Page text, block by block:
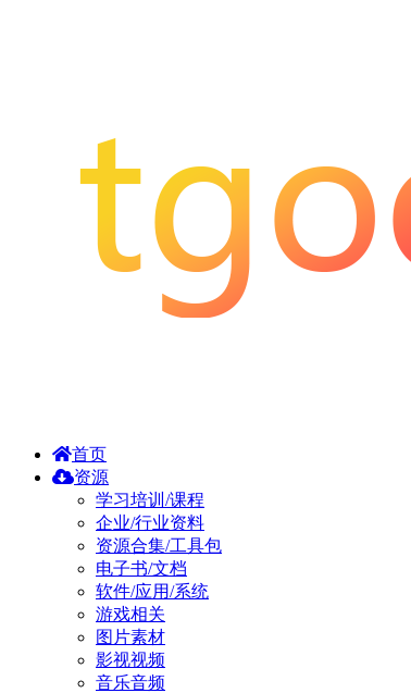
首页
资源
学习培训/课程
企业/行业资料
资源合集/工具包
电子书/文档
软件/应用/系统
游戏相关
图片素材
影视视频
音乐音频